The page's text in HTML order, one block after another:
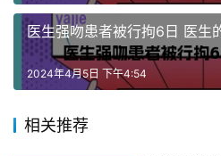
医生强吻患者被行拘6日 医生
2024年4月5日 下午4:54
相关推荐